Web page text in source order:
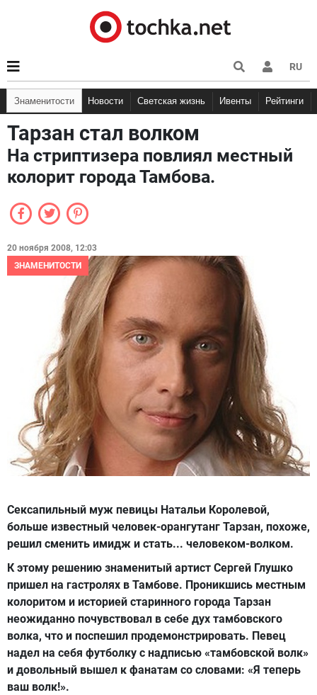
RU
Знаменитости Новости Светская жизнь Ивенты Рейтинги
Тарзан стал волком
На стриптизера повлиял местный
колорит города Тамбова.
20 ноября 2008, 12:03
ЗНАМЕНИТОСТИ
Сексапильный муж певицы Натальи Королевой,
больше известный человек-орангутанг Тарзан, похоже,
решил сменить имидж и стать... человеком-волком.
К этому решению знаменитый артист Сергей Глушко
пришел на гастролях в Тамбове. Проникшись местным
колоритом и историей старинного города Тарзан
неожиданно почувствовал в себе дух тамбовского
волка, что и поспешил продемонстрировать. Певец
надел на себя футболку с надписью «тамбовской волк»
и довольный вышел к фанатам со словами: «Я теперь
ваш волк!».